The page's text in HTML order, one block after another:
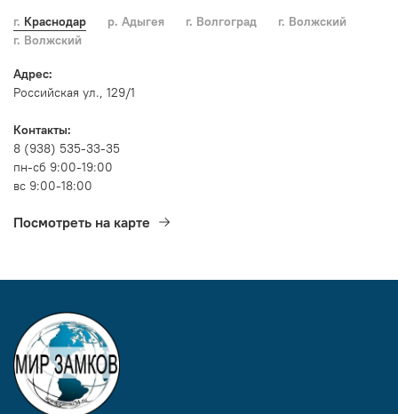
г. Краснодар р. Адыгея г. Волгоград
г. Волжский
г. Волжский
Адрес:
Российская ул., 129/1
Контакты:
8 (938) 535-33-35
пн-сб 9:00-19:00
вс 9:00-18:00
Посмотреть на карте